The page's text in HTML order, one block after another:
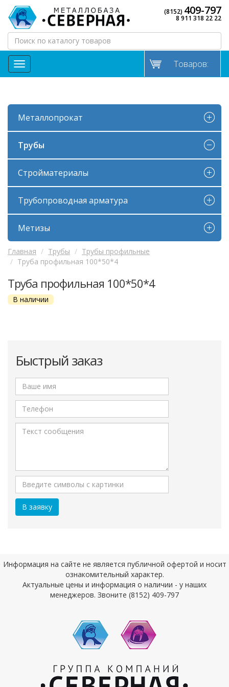
(8152) 409-797
8 911 318 22 22
МЕНЮ Товаров:
Металлопрокат
Трубы
Стройматериалы
Трубопроводная арматура
Метизы
Главная Трубы
Трубы профильные
Труба профильная 100*50*4
Труба профильная 100*50*4
В наличии
Быстрый заказ
Информация на сайте не является публичной офертой и носит
ознакомительный характер.
Актуальные цены и информация о наличии - у наших
менеджеров. Звоните (8152) 409-797